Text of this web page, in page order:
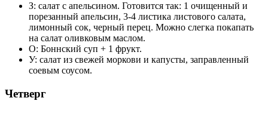
З: салат с апельсином. Готовится так: 1 очищенный и
порезанный апельсин, 3-4 листика листового салата,
лимонный сок, черный перец. Можно слегка покапать
на салат оливковым маслом.
О: Боннский суп + 1 фрукт.
У: салат из свежей моркови и капусты, заправленный
соевым соусом.
Четверг